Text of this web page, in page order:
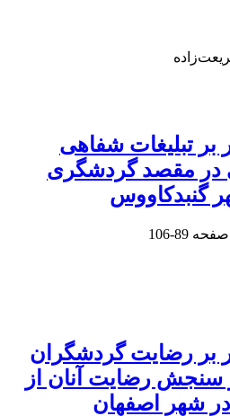
تبلیغات شفاهی
در مقصد گردشگری
گنبدکاووس
89-106
بر رضایت گردشگران
سنجش رضایت آنان از
شهر اصفهان